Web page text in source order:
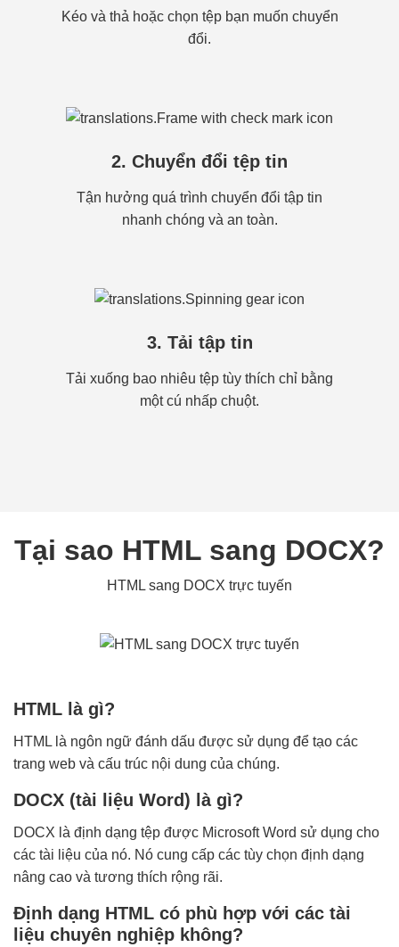
Kéo và thả hoặc chọn tệp bạn muốn chuyển
đổi.
2. Chuyển đổi tệp tin
Tận hưởng quá trình chuyển đổi tập tin
nhanh chóng và an toàn.
3. Tải tập tin
Tải xuống bao nhiêu tệp tùy thích chỉ bằng
một cú nhấp chuột.
Tại sao HTML sang DOCX?
HTML sang DOCX trực tuyến
HTML là gì?
HTML là ngôn ngữ đánh dấu được sử dụng để tạo các
trang web và cấu trúc nội dung của chúng.
DOCX (tài liệu Word) là gì?
DOCX là định dạng tệp được Microsoft Word sử dụng cho
các tài liệu của nó. Nó cung cấp các tùy chọn định dạng
nâng cao và tương thích rộng rãi.
Định dạng HTML có phù hợp với các tài
liệu chuyên nghiệp không?